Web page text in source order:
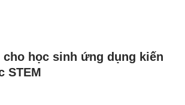
cho học sinh ứng dụng kiến
STEM